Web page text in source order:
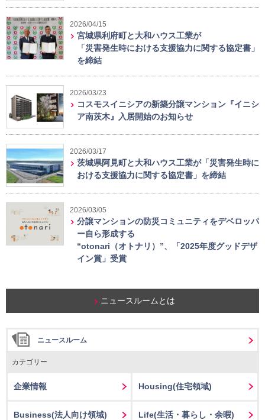
2026/04/15
宮城県利府町と大和ハウス工業が
「災害発生時における支援協力に関する協定書」
を締結
2026/03/23
コスモスイニシアの新築分譲マンション『イニシ
ア南茨木』入居開始のお知らせ
2026/03/17
茨城県阿見町と大和ハウス工業が「災害発生時に
おける支援協力に関する協定書」を締結
2026/03/05
分譲マンションの防災コミュニティをデベロッパ
ー自ら形成する
“otonari（オトナリ）”、「2025年度グッドデザ
イン賞」受賞
ニュースルームとは
ニュースルーム
カテゴリー
企業情報 Housing(住宅領域)
Business(法人向け領域) Life(生活・暮らし・余暇)